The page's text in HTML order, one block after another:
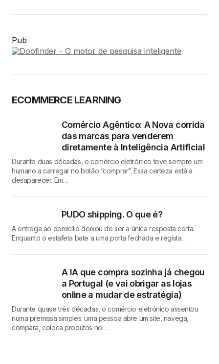
Pub
ECOMMERCE LEARNING
Comércio Agêntico: A Nova corrida
das marcas para venderem
diretamente à Inteligência Artificial
Durante duas décadas, o comércio eletrónico teve sempre um
humano a carregar no botão “comprar”. Essa certeza está a
desaparecer. Em…
PUDO shipping. O que é?
A entrega ao domicílio deixou de ser a única resposta certa.
Enquanto o estafeta bate a uma porta fechada e regista…
A IA que compra sozinha já chegou
a Portugal (e vai obrigar as lojas
online a mudar de estratégia)
Durante quase três décadas, o comércio eletrónico assentou
numa premissa simples: uma pessoa abre um site, navega,
compara, coloca produtos no…